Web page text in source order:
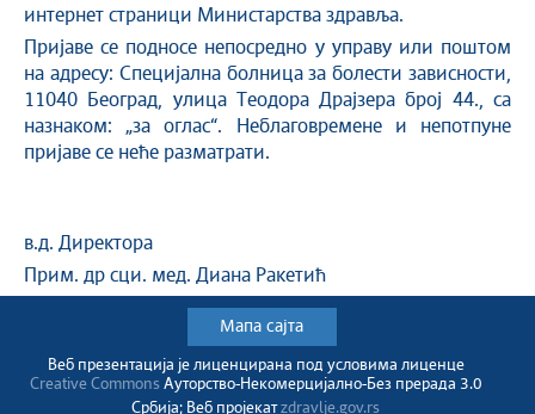
интернет страници Министарства здравља.
Пријаве се подносе непосредно у управу или поштом
на адресу: Специјална болница за болести зависности,
11040 Београд, улица Теодора Драјзера број 44., са
назнаком: „за оглас“. Неблаговремене и непотпуне
пријаве се неће разматрати.
в.д. Директора
Прим. др сци. мед. Диана Ракетић
Мапа сајта
Веб презентација jе лиценциранa под условима лиценце
Creative CommonsАуторство-Некомерцијално-Без прерада 3.0
Србија; Веб пројекатzdravlje.gov.rs